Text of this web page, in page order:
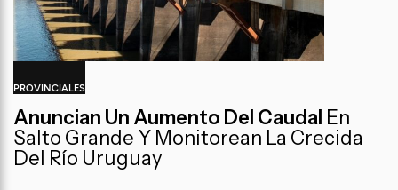
PROVINCIALES
Anuncian Un Aumento Del Caudal En
Salto Grande Y Monitorean La Crecida
Del Río Uruguay